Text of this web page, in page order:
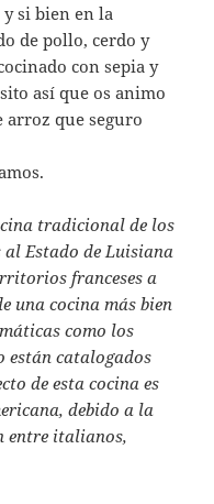
si bien en la
de pollo, cerdo y
con sepia y
así que os animo
arroz que seguro
tradicional de los
Estado de Luisiana
franceses a
una cocina más bien
como los
están catalogados
de esta cocina es
debido a la
entre italianos,